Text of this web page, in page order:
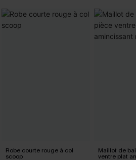
Robe courte rouge à col
scoop
Maillot de
ventre plat